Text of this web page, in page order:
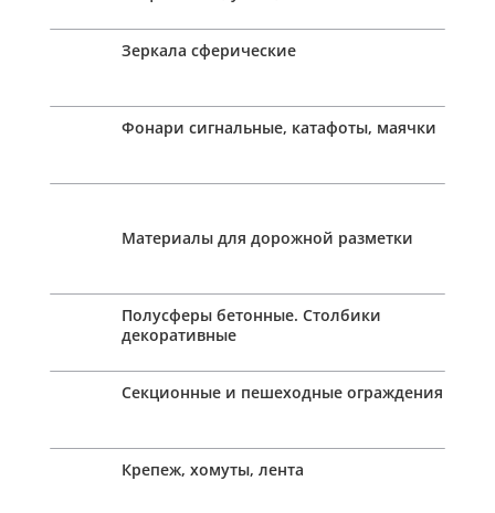
Зеркала сферические
Фонари сигнальные, катафоты, маячки
Материалы для дорожной разметки
Полусферы бетонные. Столбики
декоративные
Секционные и пешеходные ограждения
Крепеж, хомуты, лента